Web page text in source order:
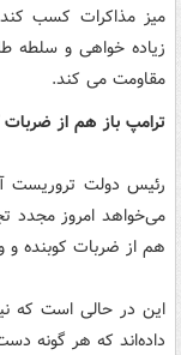
میز مذاکرات کسب
زیاده خواهی و سلطه
مقاومت می کند.
ترامپ باز هم از ضربات
رئیس دولت تروریست
می‌خواهد امروز مجدد
هم از ضربات کوبنده و
این در حالی است که
داده‌اند که هر گونه